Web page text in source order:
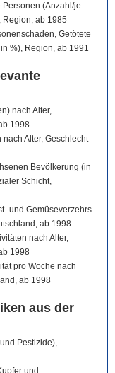
Personen (Anzahl/je
Region, ab 1985
Getötete
%), Region, ab 1991
nach Alter,
1998
Alter, Geschlecht
Bevölkerung (in
Schicht,
und Gemüseverzehrs
ab 1998
nach Alter,
1998
pro Woche nach
ab 1998
aus der
Pestizide),